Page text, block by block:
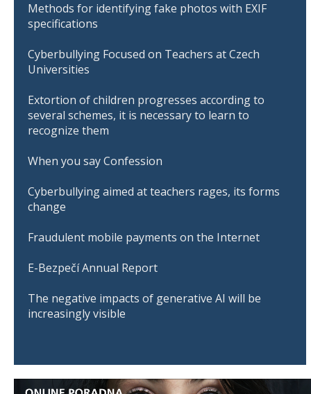
Methods for identifying fake photos with EXIF
specifications
Cyberbullying Focused on Teachers at Czech
Universities
Extortion of children progresses according to
several schemes, it is necessary to learn to
recognize them
When you say Confession
Cyberbullying aimed at teachers rages, its forms
change
Fraudulent mobile payments on the Internet
E-Bezpečí Annual Report
The negative impacts of generative AI will be
increasingly visible